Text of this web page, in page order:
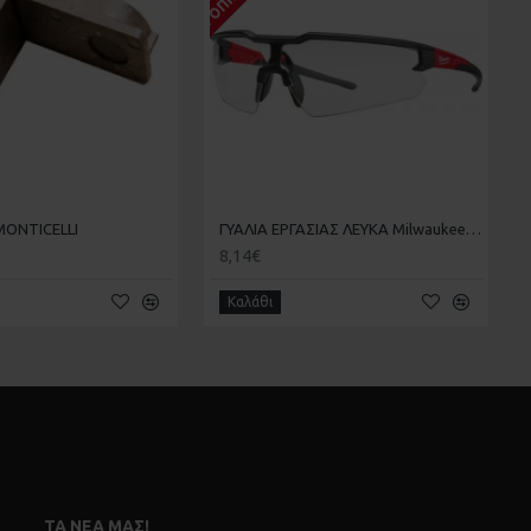
ΓΥΑΛΙΑ ΕΡΓΑΣΙΑΣ ΛΕΥΚΑ Milwaukee 4932471881
8,14€
Καλάθι
ΤΑ ΝΈΑ ΜΑΣ!